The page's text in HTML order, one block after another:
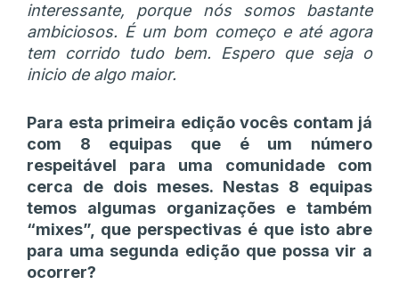
interessante, porque nós somos bastante
ambiciosos. É um bom começo e até agora
tem corrido tudo bem. Espero que seja o
inicio de algo maior.
Para esta primeira edição vocês contam já
com 8 equipas que é um número
respeitável para uma comunidade com
cerca de dois meses. Nestas 8 equipas
temos algumas organizações e também
“mixes”, que perspectivas é que isto abre
para uma segunda edição que possa vir a
ocorrer?